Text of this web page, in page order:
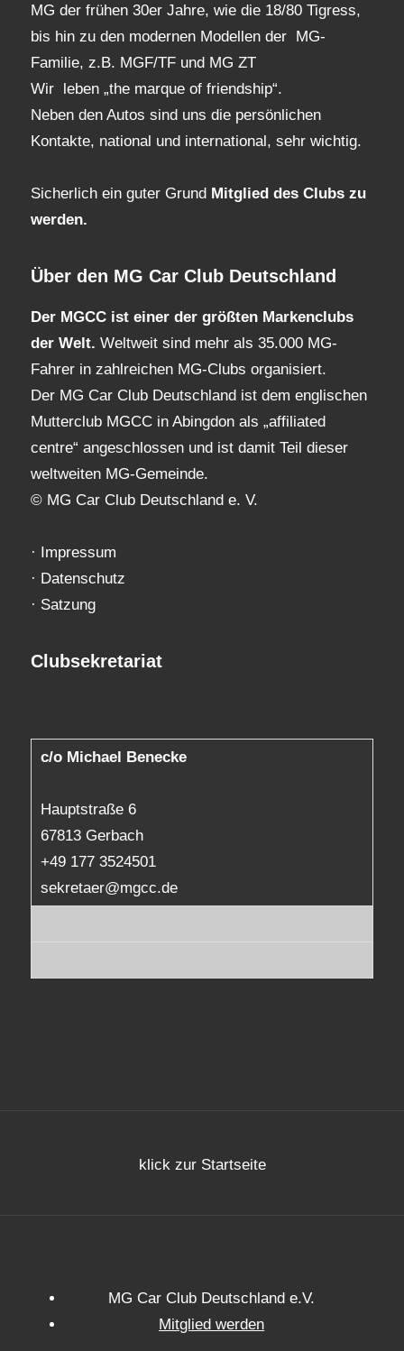
MG der frühen 30er Jahre, wie die 18/80 Tigress,
bis hin zu den modernen Modellen der MG-
Familie, z.B. MGF/TF und MG ZT
Wir leben „the marque of friendship“.
Neben den Autos sind uns die persönlichen
Kontakte, national und international, sehr wichtig.
Sicherlich ein guter Grund Mitglied des Clubs zu
werden.
Über den MG Car Club Deutschland
Der MGCC ist einer der größten Markenclubs
der Welt. Weltweit sind mehr als 35.000 MG-
Fahrer in zahlreichen MG-Clubs organisiert.
Der MG Car Club Deutschland ist dem englischen
Mutterclub MGCC in Abingdon als „affiliated
centre“ angeschlossen und ist damit Teil dieser
weltweiten MG-Gemeinde.
© MG Car Club Deutschland e. V.
·
Impressum
· Datenschutz
· Satzung
Clubsekretariat
c/o Michael Benecke
Hauptstraße 6
67813 Gerbach
+49 177 3524501
sekretaer@mgcc.de
klick zur Startseite
MG Car Club Deutschland e.V.
Mitglied werden